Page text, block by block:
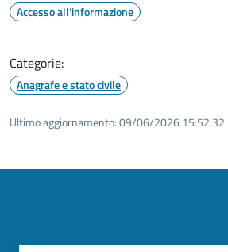
Accesso all'informazione
Categorie:
Anagrafe e stato civile
Ultimo aggiornamento:09/06/2026 15:52.32